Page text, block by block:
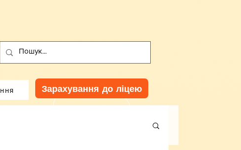
Зарахування до ліцею